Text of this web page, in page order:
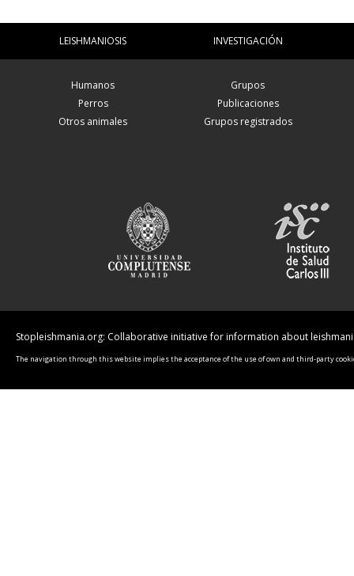
LEISHMANIOSIS INVESTIGACIÓN
Humanos
Grupos
Perros
Publicaciones
Otros animales
Grupos registrados
Stopleishmania.org: Collaborative initiative for information about
The navigation through this website implies the acceptance of the use of own and third-party